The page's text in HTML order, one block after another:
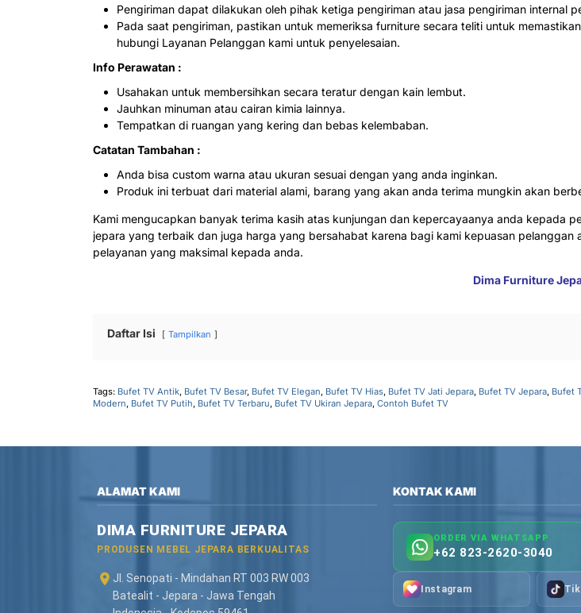
Pengiriman dapat dilakukan oleh pihak ketiga pengiriman atau jasa pengiriman internal
Pada saat pengiriman, pastikan untuk memeriksa furniture secara teliti untuk
hubungi Layanan Pelanggan kami untuk penyelesaian.
Info Perawatan :
Usahakan untuk membersihkan secara teratur dengan kain lembut.
Jauhkan minuman atau cairan kimia lainnya.
Tempatkan di ruangan yang kering dan bebas kelembaban.
Catatan Tambahan :
Anda bisa custom warna atau ukuran sesuai dengan yang anda inginkan.
Produk ini terbuat dari material alami, barang yang akan anda terima mungkin akan
Kami mengucapkan banyak terima kasih atas kunjungan dan kepercayaanya anda kepada
jepara yang terbaik dan juga harga yang bersahabat karena bagi kami kepuasan
pelayanan yang maksimal kepada anda.
Dima Furniture
Daftar Isi Tampilkan
Tags: Bufet TV Antik, Bufet TV Besar, Bufet TV Elegan, Bufet TV Hias, Bufet TV Jati Jepara, Bufet TV Jepara, Bufet
Modern, Bufet TV Putih, Bufet TV Terbaru, Bufet TV Ukiran Jepara, Contoh Bufet TV
ALAMAT KAMI
DIMA FURNITURE JEPARA
PRODUSEN MEBEL JEPARA BERKUALITAS
Jl. Senopati - Mindahan RT 003 RW 003
Batealit - Jepara - Jawa Tengah
KONTAK KAMI
ORDER VIA WHATSAPP
+62 823-2620-3040
Instagram